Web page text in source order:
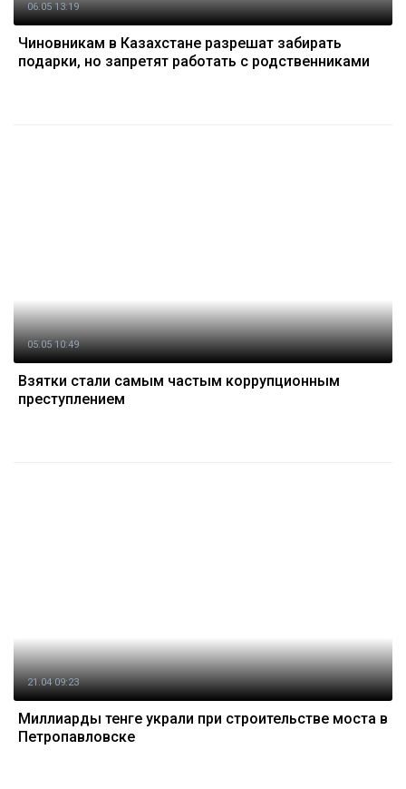
06.05 13:19
Чиновникам в Казахстане разрешат забирать
подарки, но запретят работать с родственниками
05.05 10:49
Взятки стали самым частым коррупционным
преступлением
21.04 09:23
Миллиарды тенге украли при строительстве моста в
Петропавловске